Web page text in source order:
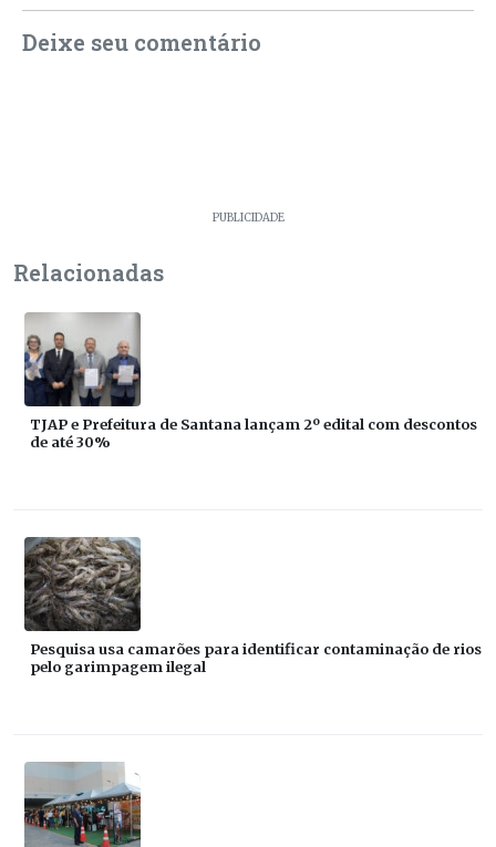
Deixe seu comentário
PUBLICIDADE
Relacionadas
TJAP e Prefeitura de Santana lançam 2º edital com descontos
de até 30%
Pesquisa usa camarões para identificar contaminação de rios
pelo garimpagem ilegal